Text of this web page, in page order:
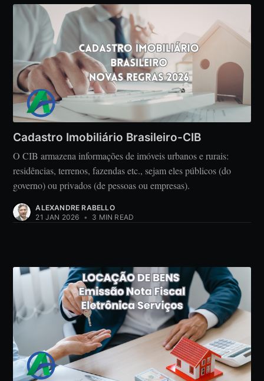
Cadastro Imobiliário Brasileiro-CIB
O CIB armazena informações de imóveis urbanos e rurais:
residências, terrenos, fazendas etc., sejam eles públicos (do
governo) ou privados (de pessoas ou empresas).
ALEXANDRE RABELLO
21 JAN 2026 • 3 MIN READ